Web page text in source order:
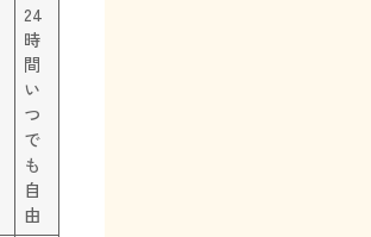
24
時
間
い
つ
で
も
自
由